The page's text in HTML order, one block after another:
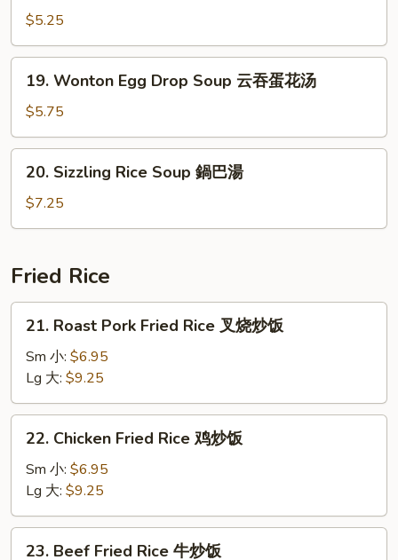
汤
Curd
w.
Vegetable
Soup
豆
$5.25
Wonton
Egg
Drop
Soup
19. Wonton Egg Drop Soup 云吞蛋花汤
$5.75
Sizzling
Rice
Soup
巴
湯
20. Sizzling Rice Soup 鍋巴湯
$7.25
Fried Rice
Roast
Pork
Fried
Rice
叉
21. Roast Pork Fried Rice 叉烧炒饭
Sm 小: $6.95
Lg 大: $9.25
Chicken
Fried
Rice
鸡
炒
22. Chicken Fried Rice 鸡炒饭
Sm 小: $6.95
Lg 大: $9.25
23. Beef Fried Rice 牛炒饭